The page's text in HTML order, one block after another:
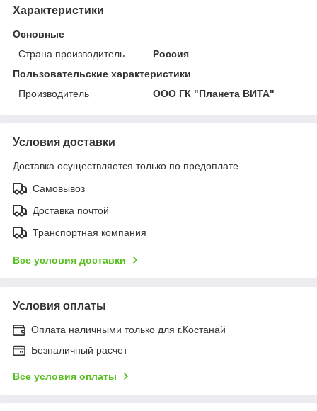
Характеристики
Основные
Страна производитель
Россия
Пользовательские характеристики
Производитель
ООО ГК "Планета ВИТА"
Условия доставки
Доставка осуществляется только по предоплате.
Самовывоз
Доставка почтой
Транспортная компания
Все условия доставки
Условия оплаты
Оплата наличными только для г.Костанай
Безналичный расчет
Все условия оплаты